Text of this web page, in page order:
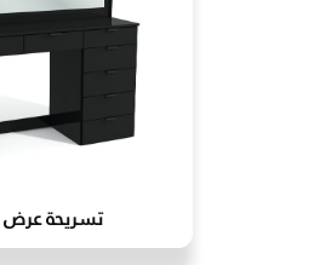
تسريحة عرض 100